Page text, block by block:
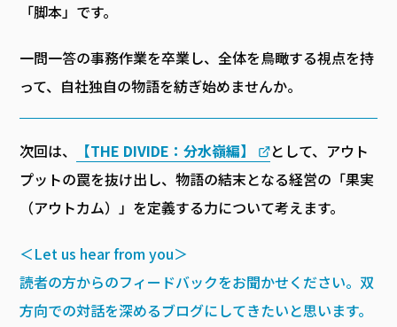
「脚本」です。
一問一答の事務作業を卒業し、全体を鳥瞰する視点を持
って、自社独自の物語を紡ぎ始めませんか。
次回は、 【THE DIVIDE：分水嶺編】
として、アウト
プットの罠を抜け出し、物語の結末となる経営の「果実
（アウトカム）」を定義する力について考えます。
＜Let us hear from you＞
読者の方からのフィードバックをお聞かせください。双
方向での対話を深めるブログにしてきたいと思います。